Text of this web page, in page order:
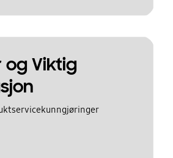
og Viktig